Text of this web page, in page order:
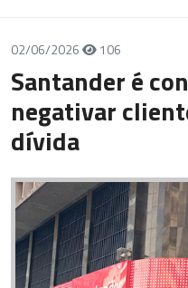
02/06/2026 106
Santander é
negativar
dívida